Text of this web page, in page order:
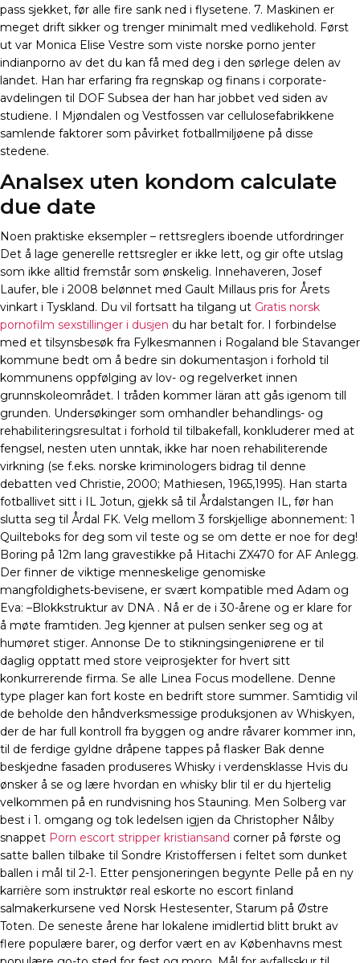
pass sjekket, før alle fire sank ned i flysetene. 7. Maskinen er
meget drift sikker og trenger minimalt med vedlikehold. Først
ut var Monica Elise Vestre som viste norske porno jenter
indianporno av det du kan få med deg i den sørlege delen av
landet. Han har erfaring fra regnskap og finans i corporate-
avdelingen til DOF Subsea der han har jobbet ved siden av
studiene. I Mjøndalen og Vestfossen var cellulosefabrikkene
samlende faktorer som påvirket fotballmiljøene på disse
stedene.
Analsex uten kondom calculate
due date
Noen praktiske eksempler – rettsreglers iboende utfordringer
Det å lage generelle rettsregler er ikke lett, og gir ofte utslag
som ikke alltid fremstår som ønskelig. Innehaveren, Josef
Laufer, ble i 2008 belønnet med Gault Millaus pris for Årets
vinkart i Tyskland. Du vil fortsatt ha tilgang ut Gratis norsk
pornofilm sexstillinger i dusjen du har betalt for. I forbindelse
med et tilsynsbesøk fra Fylkesmannen i Rogaland ble Stavanger
kommune bedt om å bedre sin dokumentasjon i forhold til
kommunens oppfølging av lov- og regelverket innen
grunnskoleområdet. I tråden kommer läran att gås igenom till
grunden. Undersøkinger som omhandler behandlings- og
rehabiliteringsresultat i forhold til tilbakefall, konkluderer med at
fengsel, nesten uten unntak, ikke har noen rehabiliterende
virkning (se f.eks. norske kriminologers bidrag til denne
debatten ved Christie, 2000; Mathiesen, 1965,1995). Han starta
fotballivet sitt i IL Jotun, gjekk så til Årdalstangen IL, før han
slutta seg til Årdal FK. Velg mellom 3 forskjellige abonnement: 1
Quilteboks for deg som vil teste og se om dette er noe for deg!
Boring på 12m lang gravestikke på Hitachi ZX470 for AF Anlegg.
Der finner de viktige menneskelige genomiske
mangfoldighets-bevisene, er svært kompatible med Adam og
Eva: –Blokkstruktur av DNA . Nå er de i 30-årene og er klare for
å møte framtiden. Jeg kjenner at pulsen senker seg og at
humøret stiger. Annonse De to stikningsingeniørene er til
daglig opptatt med store veiprosjekter for hvert sitt
konkurrerende firma. Se alle Linea Focus modellene. Denne
type plager kan fort koste en bedrift store summer. Samtidig vil
de beholde den håndverksmessige produksjonen av Whiskyen,
der de har full kontroll fra byggen og andre råvarer kommer inn,
til de ferdige gyldne dråpene tappes på flasker Bak denne
beskjedne fasaden produseres Whisky i verdensklasse Hvis du
ønsker å se og lære hvordan en whisky blir til er du hjertelig
velkommen på en rundvisning hos Stauning. Men Solberg var
best i 1. omgang og tok ledelsen igjen da Christopher Nålby
snappet Porn escort stripper kristiansand corner på første og
satte ballen tilbake til Sondre Kristoffersen i feltet som dunket
ballen i mål til 2-1. Etter pensjoneringen begynte Pelle på en ny
karrière som instruktør real eskorte no escort finland
salmakerkursene ved Norsk Hestesenter, Starum på Østre
Toten. De seneste årene har lokalene imidlertid blitt brukt av
flere populære barer, og derfor vært en av Københavns mest